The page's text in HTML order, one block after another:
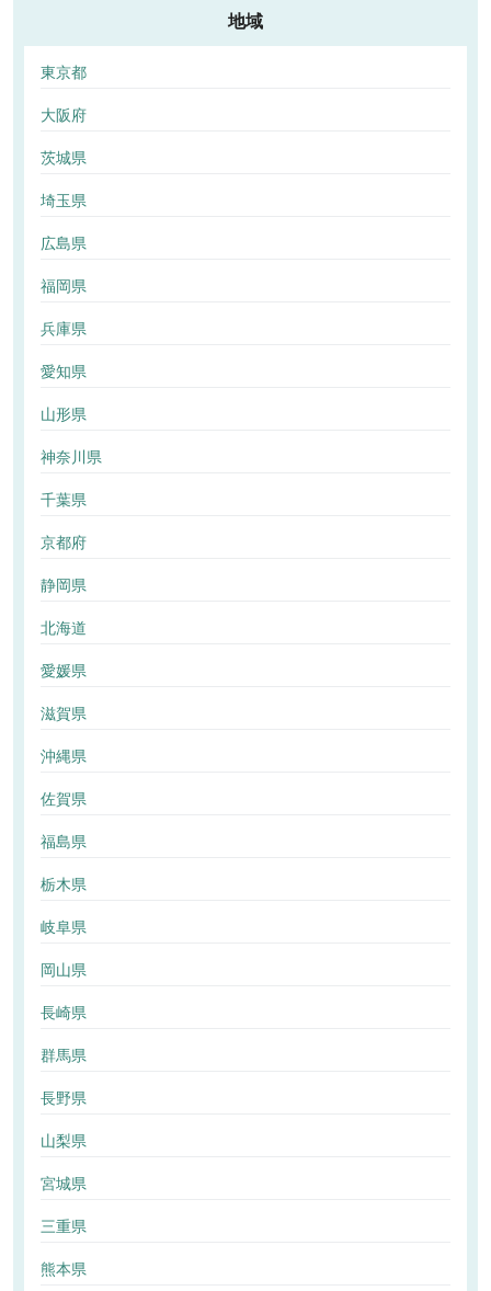
地域
東京都
大阪府
茨城県
埼玉県
広島県
福岡県
兵庫県
愛知県
山形県
神奈川県
千葉県
京都府
静岡県
北海道
愛媛県
滋賀県
沖縄県
佐賀県
福島県
栃木県
岐阜県
岡山県
長崎県
群馬県
長野県
山梨県
宮城県
三重県
熊本県